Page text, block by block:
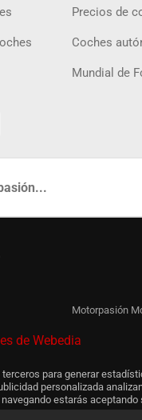
Precios de
Coches
Mundial de
Motorpasión
de Webedia
para generar
personalizada
estarás aceptando